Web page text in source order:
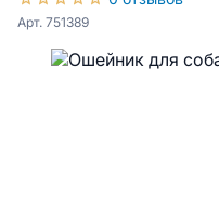
Арт. 751389